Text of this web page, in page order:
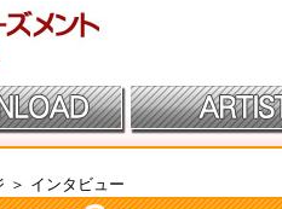
＞ インタビュー